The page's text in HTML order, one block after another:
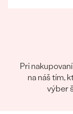
Pri
na náš tím,
výber